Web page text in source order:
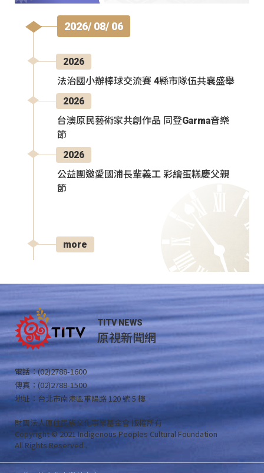
2026/ 08/ 06
2026
法治國小辦棒球交流賽 4縣市隊伍共襄盛舉
2026
台澳原民藝術家共創作品 同登Garma音樂
節
2026
公益團邀愛國浦長輩義工 彩繪蛋糕慶父親
節
more
TITV NEWS
原視新聞網
電話：(02)2788-1600
傳真：(02)2788-1500
地址：台北市南港區重陽路 120 號 5 樓
財團法人原住民族文化事業基金會 版權所有
Copyright © 2021 Indigenous Peoples Cultural Foundation
All Rights Reserved .